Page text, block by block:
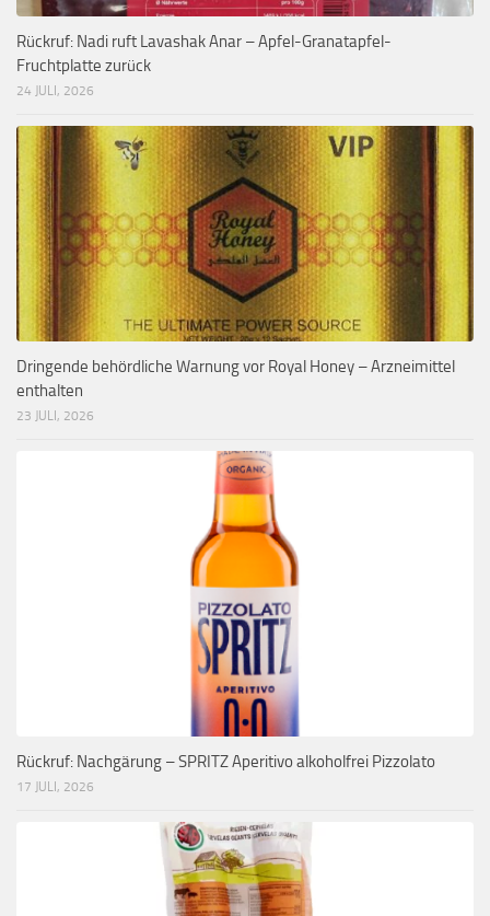
Rückruf: Nadi ruft Lavashak Anar – Apfel-Granatapfel-
Fruchtplatte zurück
24 JULI, 2026
Dringende behördliche Warnung vor Royal Honey – Arzneimittel
enthalten
23 JULI, 2026
Rückruf: Nachgärung – SPRITZ Aperitivo alkoholfrei Pizzolato
17 JULI, 2026